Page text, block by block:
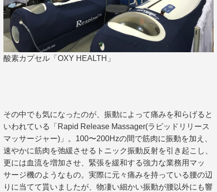
酸素カプセル「OXY HEALTH」
その中でも気になったのが、振動によって痛みを和らげると
いわれている「Rapid Release Massager(ラピッドリリース
マッサージャー)」。100〜200Hzの間で筋肉に振動を加え、
速やかに筋肉を弛緩させるトニック振動反射を引き起こし、
更には血流を増加させ、緊張を緩和する強力な業務用マッ
サージ機のようなもの。実際に元々痛みを持っている腰の辺
りに当てて貰いましたが、物凄い細かい振動が腰以外にも響